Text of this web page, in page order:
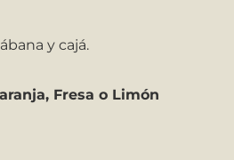
y cajá.
Fresa o Limón